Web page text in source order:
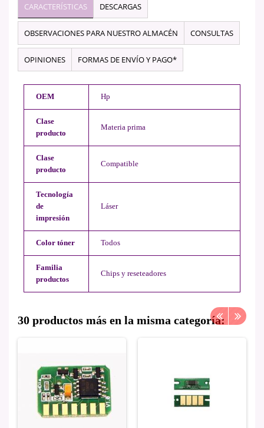
CARACTERÍSTICAS DESCARGAS
OBSERVACIONES PARA NUESTRO ALMACÉN CONSULTAS
OPINIONES FORMAS DE ENVÍO Y PAGO*
OEM Hp
Clase
producto
Materia prima
Clase
producto
Compatible
Tecnología
de
impresión
Láser
Color tóner Todos
Familia
productos
Chips y reseteadores
30 productos más en la misma categoría: